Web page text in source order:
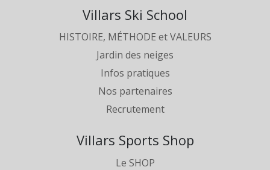
Villars Ski School
HISTOIRE, MÉTHODE et VALEURS
Jardin des neiges
Infos pratiques
Nos partenaires
Recrutement
Villars Sports Shop
Le SHOP